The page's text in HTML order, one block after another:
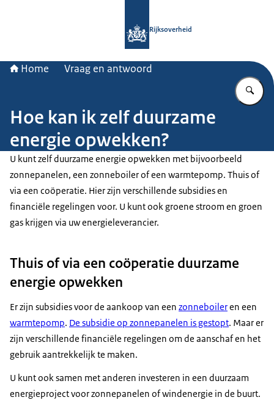
Rijksoverheid
Home Vraag en antwoord
Hoe kan ik zelf duurzame
energie opwekken?
U kunt zelf duurzame energie opwekken met bijvoorbeeld
zonnepanelen, een zonneboiler of een warmtepomp. Thuis of
via een coöperatie. Hier zijn verschillende subsidies en
financiële regelingen voor. U kunt ook groene stroom en groen
gas krijgen via uw energieleverancier.
Thuis of via een coöperatie duurzame
energie opwekken
Er zijn subsidies voor de aankoop van een zonneboileren een
warmtepomp. De subsidie op zonnepanelen is gestopt. Maar er
zijn verschillende financiële regelingen om de aanschaf en het
gebruik aantrekkelijk te maken.
U kunt ook samen met anderen investeren in een duurzaam
energieproject voor zonnepanelen of windenergie in de buurt.